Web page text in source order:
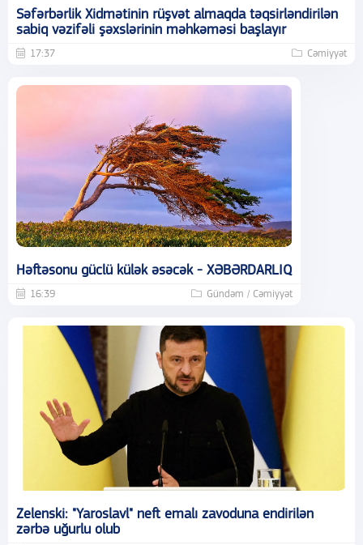
Səfərbərlik Xidmətinin rüşvət almaqda təqsirləndirilən
sabiq vəzifəli şəxslərinin məhkəməsi başlayır
17:37 Cəmiyyət
Həftəsonu güclü külək əsəcək - XƏBƏRDARLIQ
16:39 Gündəm / Cəmiyyət
Zelenski: "Yaroslavl" neft emalı zavoduna endirilən
zərbə uğurlu olub